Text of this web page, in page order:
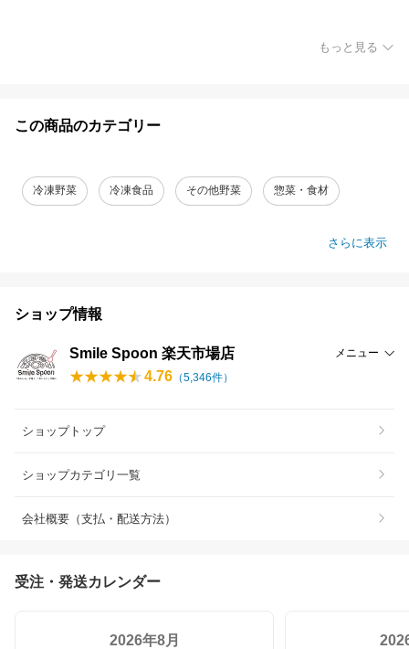
もっと見る
この商品のカテゴリー
冷凍野菜 冷凍食品 その他野菜 惣菜・食材
さらに表示
ショップ情報
Smile Spoon 楽天市場店 メニュー
4.76 （5,346件）
ショップトップ
ショップカテゴリ一覧
会社概要（支払・配送方法）
受注・発送カレンダー
2026年8月